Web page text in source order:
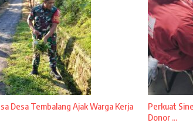
Desa Tembalang Ajak Warga Kerja
Perkuat
Donor ...